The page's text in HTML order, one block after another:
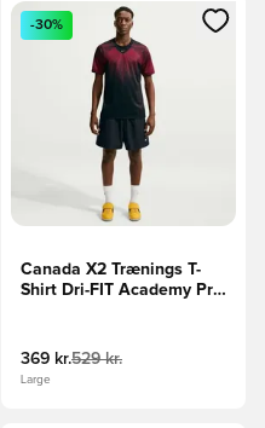
eller tilmelde dig som
Åbner en Modal til at logge
-30%
Canada X2 Trænings T-
Shirt Dri-FIT Academy Pro
369 kr.529 kr.
Large